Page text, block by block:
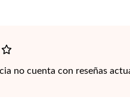
no cuenta con reseñas